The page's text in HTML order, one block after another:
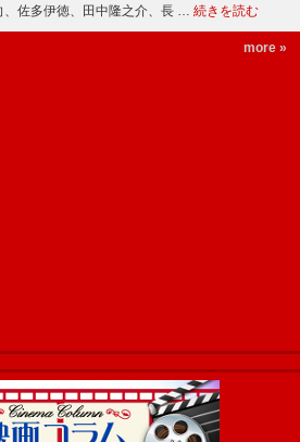
、佐多伊徳、田中隆之介、長 … 続きを読む
more »